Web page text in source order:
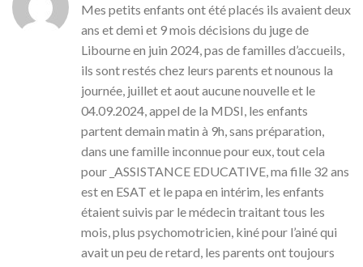
Mes petits enfants ont été placés ils avaient deux
ans et demi et 9 mois décisions du juge de
Libourne en juin 2024, pas de familles d’accueils,
ils sont restés chez leurs parents et nounous la
journée, juillet et aout aucune nouvelle et le
04.09.2024, appel de la MDSI, les enfants
partent demain matin à 9h, sans préparation,
dans une famille inconnue pour eux, tout cela
pour _ASSISTANCE EDUCATIVE, ma fille 32 ans
est en ESAT et le papa en intérim, les enfants
étaient suivis par le médecin traitant tous les
mois, plus psychomotricien, kiné pour l’ainé qui
avait un peu de retard, les parents ont toujours